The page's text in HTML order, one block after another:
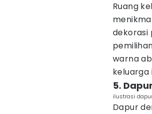
Ruang
dekorasi
warna
keluarga
5. Dapur
ilustrasi
Dapur